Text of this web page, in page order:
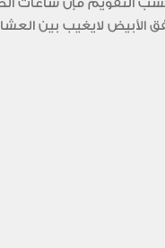
الأبيض لايغيب بين